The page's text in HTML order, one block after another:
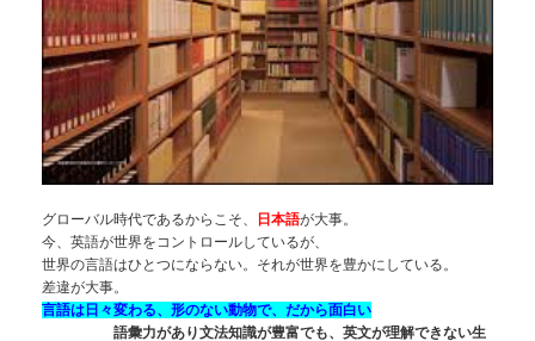
グローバル時代であるからこそ、 日本語が大事。
今、英語が世界をコントロールしているが、
世界の言語はひとつにならない。それが世界を豊かにしている。
差違が大事。
言語は日々変わる、形のない動物で、だから面白い
語彙力があり文法知識が豊富でも、英文が理解できない生